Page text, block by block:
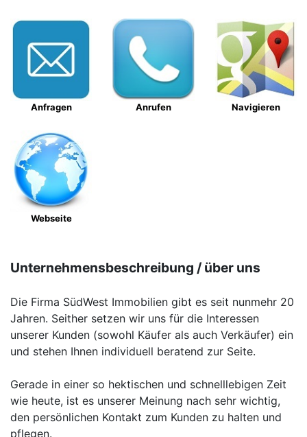
Anfragen Anrufen Navigieren
Webseite
Unternehmensbeschreibung / über uns
Die Firma SüdWest Immobilien gibt es seit nunmehr 20
Jahren. Seither setzen wir uns für die Interessen
unserer Kunden (sowohl Käufer als auch Verkäufer) ein
und stehen Ihnen individuell beratend zur Seite.
Gerade in einer so hektischen und schnelllebigen Zeit
wie heute, ist es unserer Meinung nach sehr wichtig,
den persönlichen Kontakt zum Kunden zu halten und
pflegen.